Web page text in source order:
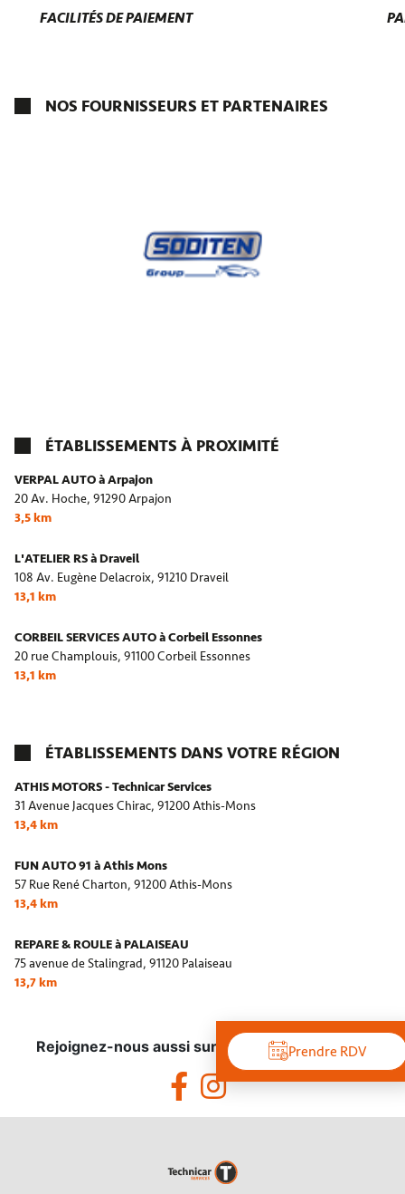
FACILITÉS DE PAIEMENT
NOS FOURNISSEURS ET PARTENAIRES
ÉTABLISSEMENTS À PROXIMITÉ
VERPAL AUTO à Arpajon
20 Av. Hoche, 91290 Arpajon
3,5 km
L'ATELIER RS à Draveil
108 Av. Eugène Delacroix, 91210 Draveil
13,1 km
CORBEIL SERVICES AUTO à Corbeil Essonnes
20 rue Champlouis, 91100 Corbeil Essonnes
13,1 km
ÉTABLISSEMENTS DANS VOTRE RÉGION
ATHIS MOTORS - Technicar Services
31 Avenue Jacques Chirac, 91200 Athis-Mons
13,4 km
FUN AUTO 91 à Athis Mons
57 Rue René Charton, 91200 Athis-Mons
13,4 km
REPARE & ROULE à PALAISEAU
75 avenue de Stalingrad, 91120 Palaiseau
13,7 km
Prendre RDV
Rejoignez-nous aussi sur les réseaux sociaux !